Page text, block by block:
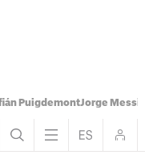
PuigdemontJorge Messi